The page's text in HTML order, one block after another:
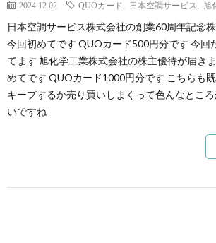
2024.12.02 QUOカード 日本空調サービス 旭
日本空調サービス株式会社の創業60周年記念
今回初めてです QUOカード500円分です 今回
てます 旭化学工業株式会社の株主優待が届き
めてです QUOカード1000円分です こちらも
キープするか売り買いしまくって色んなとこ
いですね